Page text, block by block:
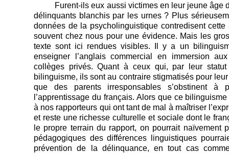
Furent-ils eux aussi victimes en leur jeune âge
délinquants blanchis par les urnes ? Plus
données de la psycholinguistique contredisent
souvent chez nous pour une évidence. Mais les
texte sont ici rendues visibles. Il y a un
enseigner l’anglais commercial en immersion
collèges privés. Quant à ceux qui, par leur
bilinguisme, ils sont au contraire stigmatisés pour
que des parents irresponsables s’obstinent
l’apprentissage du français. Alors que ce
à nos rapporteurs qui ont tant de mal à maîtriser
et reste une richesse culturelle et sociale dont le
le propre terrain du rapport, on pourrait naïvement
pédagogiques des différences linguistiques
prévention de la délinquance, en tout cas